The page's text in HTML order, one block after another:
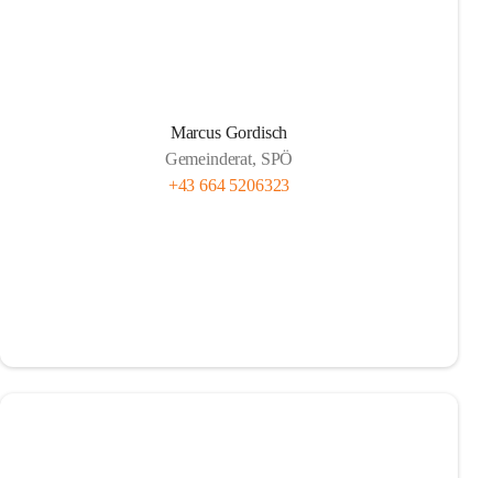
Marcus Gordisch
Gemeinderat, SPÖ
+43 664 5206323